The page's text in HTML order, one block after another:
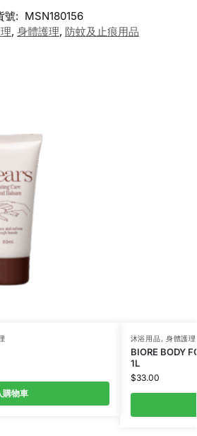
號: MSN180156
, 身體護理, 防蚊及止痕用品
購物車
沐浴用品, 身體護理
BIORE BODY
1L
$33.00